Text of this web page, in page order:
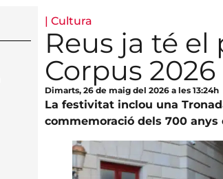
| Cultura
Reus ja té el
Corpus 2026
Dimarts, 26 de maig del 2026 a les 13:24h
La festivitat inclou una
commemoració dels 700